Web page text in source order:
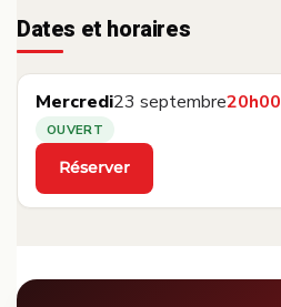
Dates et horaires
Mercredi23 septembre20h00
OUVERT
Réserver
·